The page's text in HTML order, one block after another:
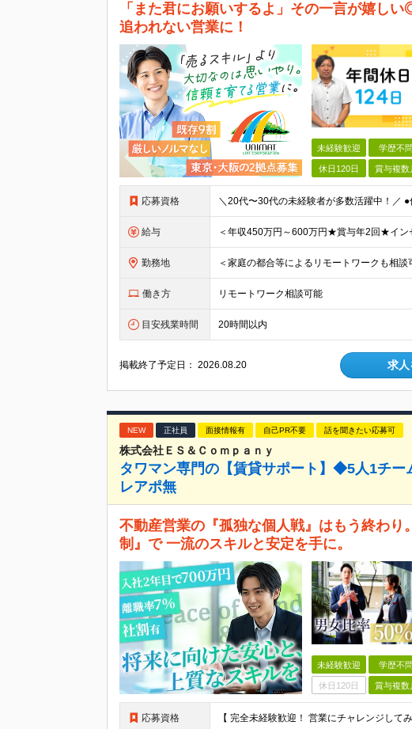
「また君にお願いするよ」その一言が嬉し
追われない営業に！
未経験歓迎 学歴不問
休日120日 賞与複数
応募資格
給与
勤務地
働き方 リモートワーク相談可能
目安残業時間 20時間以内
掲載終了予定日：2026.08.20 求人
NEW 正社員 面接情報有 自己PR不要 話を聞きたい応募可
株式会社ＥＳ＆Ｃｏｍｐａｎｙ
タワマン専門の【賃貸サポート】◆5人1チー
レアポ無
不動産営業の『孤独な個人戦』はもう終わ
制』で 一流のスキルと安定を手に。
未経験歓迎 学歴不問
休日120日 賞与複数
応募資格